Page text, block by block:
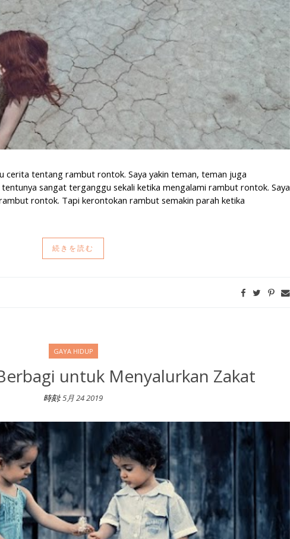
cerita tentang rambut rontok. Saya yakin teman, teman juga
sangat terganggu sekali ketika mengalami rambut rontok. Saya
rontok. Tapi kerontokan rambut semakin parah ketika
続きを読む
GAYA HIDUP
untuk Menyalurkan Zakat
時刻:5月 24 2019
Zakat